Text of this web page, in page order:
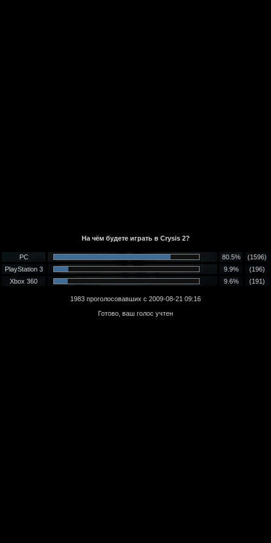
На чём будете играть в Crysis 2?
PC 80.5%
(1596)
PlayStation 3
9.9%
(196)
Xbox 360
9.6% (191)
1983 проголосовавших с 2009-08-21 09:16
Готово, ваш голос учтен